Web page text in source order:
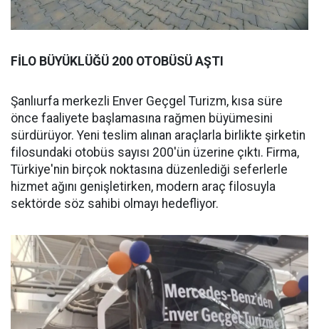
FİLO BÜYÜKLÜĞÜ 200 OTOBÜSÜ AŞTI
Şanlıurfa merkezli Enver Geçgel Turizm, kısa süre
önce faaliyete başlamasına rağmen büyümesini
sürdürüyor. Yeni teslim alınan araçlarla birlikte şirketin
filosundaki otobüs sayısı 200'ün üzerine çıktı. Firma,
Türkiye'nin birçok noktasına düzenlediği seferlerle
hizmet ağını genişletirken, modern araç filosuyla
sektörde söz sahibi olmayı hedefliyor.